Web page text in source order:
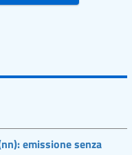
emissione senza